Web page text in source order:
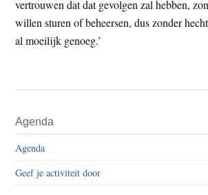
vertrouwen dat dat gevolgen zal hebben,
willen sturen of beheersen, dus zonder
al moeilijk genoeg.’
Sidebar
Agenda
Agenda
Geef je activiteit door